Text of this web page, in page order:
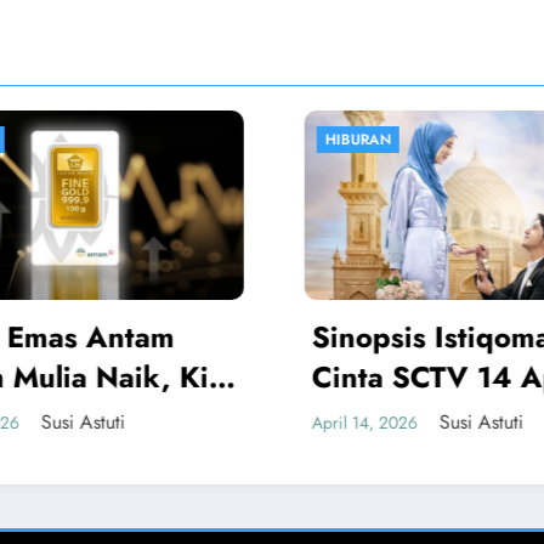
HIBURAN
Sinopsis Istiqomah
Cinta SCTV 14 April,
Monika Dicurigai
April 14, 2026
OLAHRAGA
Boga
April 12, 2026